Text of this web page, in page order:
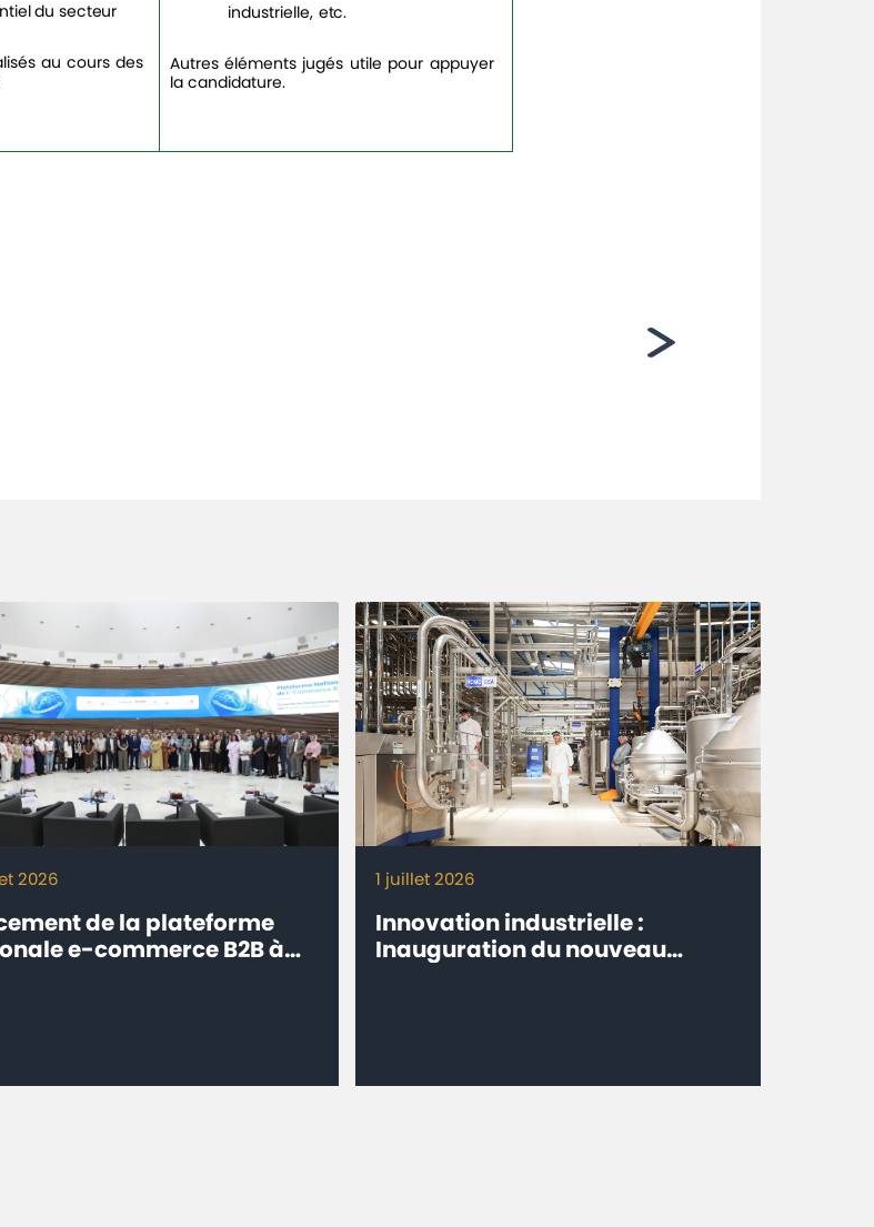
du secteur
au cours des
industrielle, etc.
Autres éléments jugés utile pour appuyer
la candidature.
2026
de la plateforme
e-commerce B2B à
1 juillet 2026
Innovation industrielle :
Inauguration du nouveau